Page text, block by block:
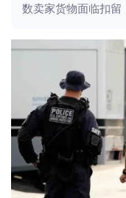
数卖家货物面临扣留